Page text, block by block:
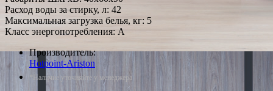
Расход воды за стирку, л: 42
Максимальная загрузка белья, кг: 5
Класс энергопотребления: A
Производитель:
Hotpoint-Ariston
*Наличие уточняйте у менеджера